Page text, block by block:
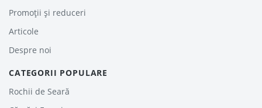
Promoții și reduceri
Articole
Despre noi
CATEGORII POPULARE
Rochii de Seară